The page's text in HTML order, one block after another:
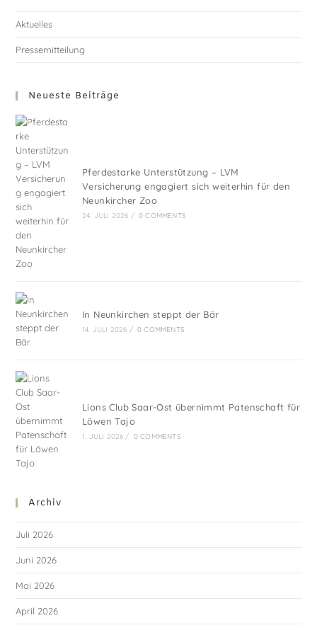
Aktuelles
Pressemitteilung
Neueste Beiträge
Pferdestarke Unterstützung – LVM
Versicherung engagiert sich weiterhin für den
Neunkircher Zoo
24. JULI 2026 / 0 COMMENTS
In Neunkirchen steppt der Bär
14. JULI 2026 / 0 COMMENTS
Lions Club Saar-Ost übernimmt Patenschaft für
Löwen Tajo
1. JULI 2026 / 0 COMMENTS
Archiv
Juli 2026
Juni 2026
Mai 2026
April 2026